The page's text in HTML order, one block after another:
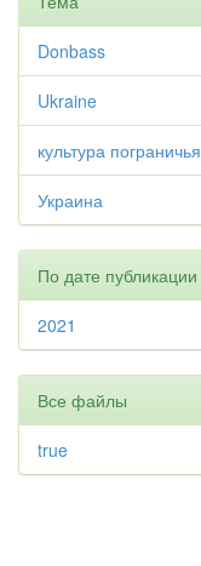
Donbass
Ukraine
культура пограничья
Украина
По дате публикации
2021
Все файлы
true